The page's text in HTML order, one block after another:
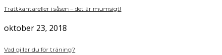
Trattkantareller i såsen – det är mumsigt!
oktober 23, 2018
Vad gillar du för träning?